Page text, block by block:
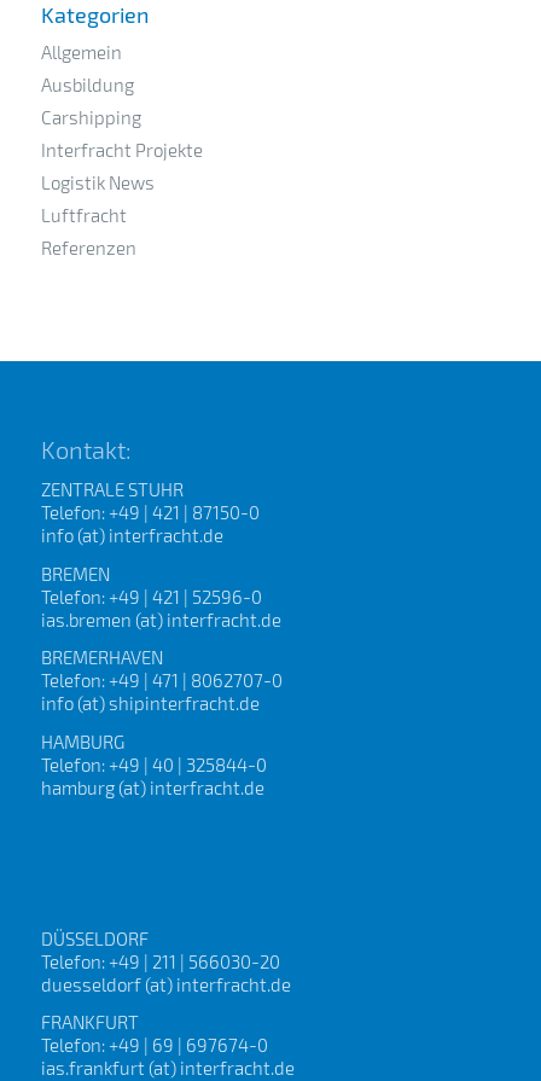
Kategorien
Allgemein
Ausbildung
Carshipping
Interfracht Projekte
Logistik News
Luftfracht
Referenzen
Kontakt:
ZENTRALE STUHR
Telefon: +49 | 421 | 87150-0
info (at) interfracht.de
BREMEN
Telefon: +49 | 421 | 52596-0
ias.bremen (at) interfracht.de
BREMERHAVEN
Telefon: +49 | 471 | 8062707-0
info (at) shipinterfracht.de
HAMBURG
Telefon: +49 | 40 | 325844-0
hamburg (at) interfracht.de
DÜSSELDORF
Telefon: +49 | 211 | 566030-20
duesseldorf (at) interfracht.de
FRANKFURT
Telefon: +49 | 69 | 697674-0
ias.frankfurt (at) interfracht.de